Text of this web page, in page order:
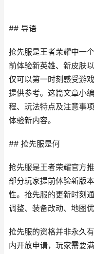
## 导语
抢先服是王者荣耀中一
前体验新英雄、新皮肤
仅可以第一时刻感受游
提供参考。这篇文章小
程、玩法特点及注意事
体验新内容。
## 抢先服是何
抢先服是王者荣耀官方
部分玩家提前体验新版
性。抢先服的更新时刻
调整、装备改动、地图
抢先服的资格并非永久
内开放申请，玩家需要